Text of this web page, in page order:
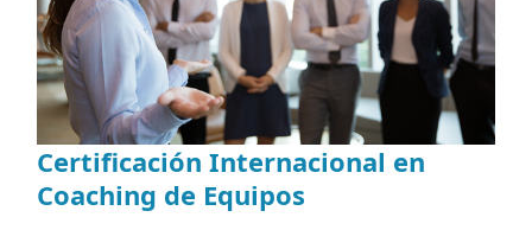
Certificación Internacional en
Coaching de Equipos